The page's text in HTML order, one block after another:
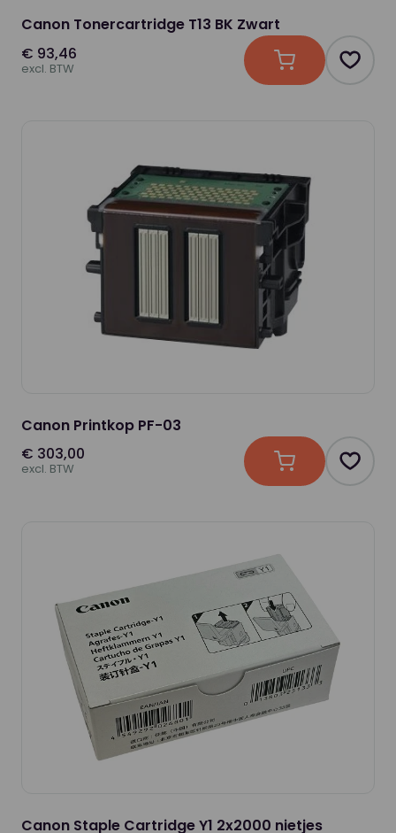
Canon Tonercartridge T13 BK Zwart
€ 93,46
excl. BTW In winkelwagen
Canon Printkop PF-03
€ 303,00
excl. BTW In winkelwagen
Canon Staple Cartridge Y1 2x2000 nietjes